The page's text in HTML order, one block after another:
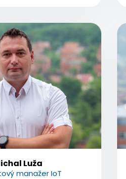
Luža
manažer IoT